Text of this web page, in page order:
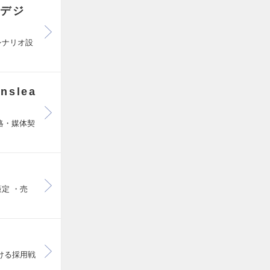
ジ
リオ設
・媒体契
・売
る採用戦